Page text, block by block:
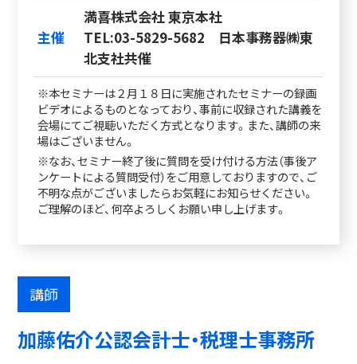
主催
満喜株式会社 東京本社
TEL:03-5829-5682 日本事務器㈱東
北支社共催
※本セミナーは２月１８日に実施されたセミナーの録画
ビデオによるものとなっており、事前に収録された講義を
会場にてご視聴いただく方式となります。また、講師の来
場はございません。
※なお、セミナー終了後に質問を受け付ける方法（事後ア
ンケートによる質問受付）をご用意しておりますので、ご
不明な点がございましたらお気軽にお知らせください。
ご理解のほど、何卒よろしくお願い申し上げます。
講師
加藤佑介公認会計士・税理士事務所